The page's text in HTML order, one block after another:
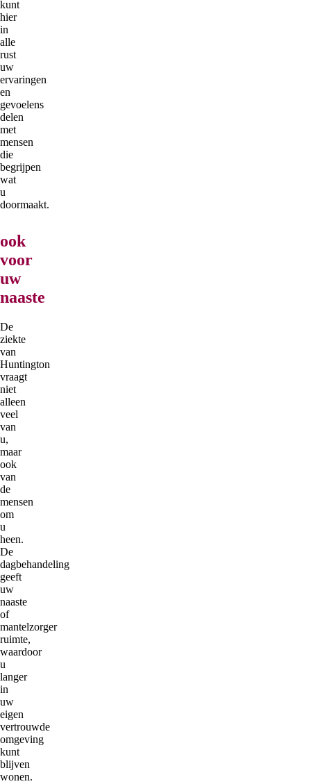
kunt
hier
in
alle
rust
uw
ervaringen
en
gevoelens
delen
met
mensen
die
begrijpen
wat
u
doormaakt.
ook
voor
uw
naaste
De
ziekte
van
Huntington
vraagt
niet
alleen
veel
van
u,
maar
ook
van
de
mensen
om
u
heen.
De
dagbehandeling
geeft
uw
naaste
of
mantelzorger
ruimte,
waardoor
u
langer
in
uw
eigen
vertrouwde
omgeving
kunt
blijven
wonen.